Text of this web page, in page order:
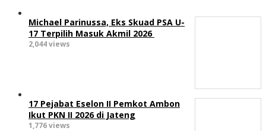
Michael Parinussa, Eks Skuad PSA U-
17 Terpilih Masuk Akmil 2026
2,044 views
17 Pejabat Eselon II Pemkot Ambon
Ikut PKN II 2026 di Jateng
1,776 views